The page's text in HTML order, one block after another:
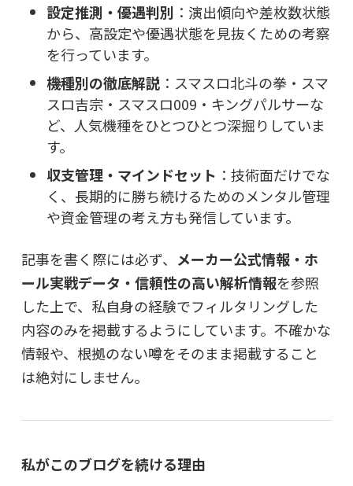
設定推測・優遇判別 ：演出傾向や差枚数状態
から、高設定や優遇状態を見抜くための考察
を行っています。
機種別の徹底解説 ：スマスロ北斗の拳・スマ
スロ吉宗・スマスロ009・キングパルサーな
ど、人気機種をひとつひとつ深掘りしていま
す。
収支管理・マインドセット ：技術面だけでな
く、長期的に勝ち続けるためのメンタル管理
や資金管理の考え方も発信しています。
記事を書く際には必ず、 メーカー公式情報・ホ
ール実戦データ・信頼性の高い解析情報を参照
した上で、私自身の経験でフィルタリングした
内容のみを掲載するようにしています。不確かな
情報や、根拠のない噂をそのまま掲載すること
は絶対にしません。
私がこのブログを続ける理由